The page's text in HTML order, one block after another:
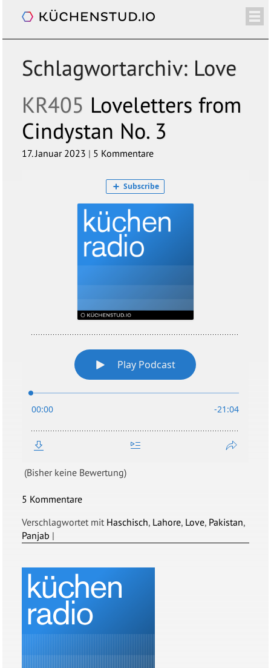
/+ ÜBER SHOP NEWSLETTER
KALENDER
Schlagwortarchiv: Love
KR405 Loveletters from
Cindystan No. 3
17. Januar 2023 | 5 Kommentare
(Bisher keine Bewertung)
5 Kommentare
Verschlagwortet mit Haschisch, Lahore, Love, Pakistan,
Panjab |